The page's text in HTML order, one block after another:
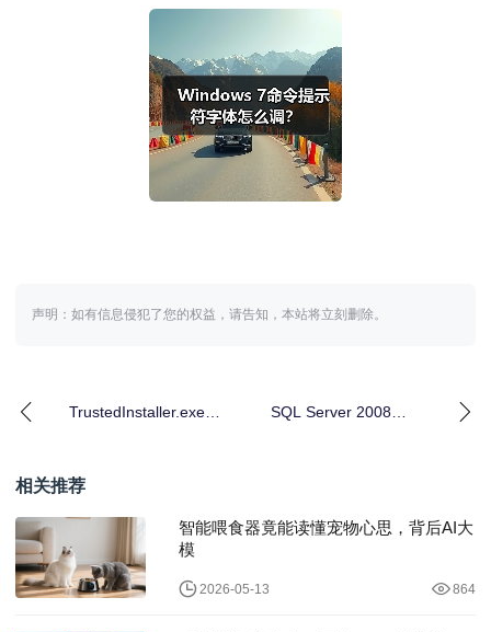
声明：如有信息侵犯了您的权益，请告知，本站将立刻删除。
TrustedInstaller.exe内
SQL Server 2008
相关推荐
智能喂食器竟能读懂宠物心思，背后AI大
模
2026-05-13 864